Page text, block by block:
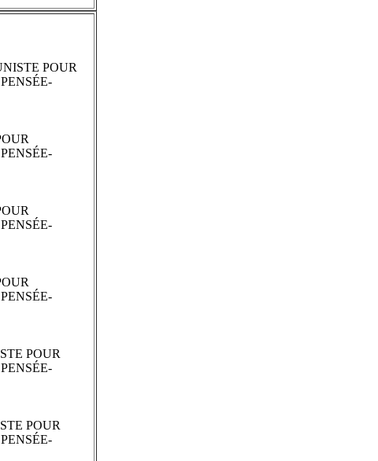
POUR
POUR
POUR